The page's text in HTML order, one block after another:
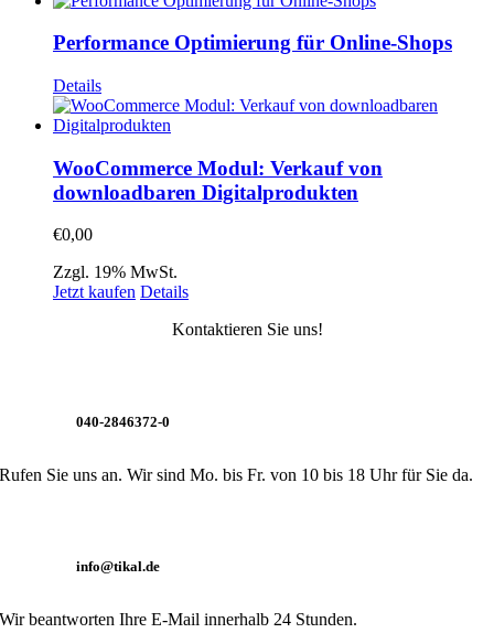
Performance Optimierung für Online-Shops
Details
WooCommerce Modul: Verkauf von
downloadbaren Digitalprodukten
€0,00
Zzgl. 19% MwSt.
Jetzt kaufen Details
Kontaktieren Sie uns!
040-2846372-0
Rufen Sie uns an. Wir sind Mo. bis Fr. von 10 bis 18 Uhr für Sie da.
info@tikal.de
Wir beantworten Ihre E-Mail innerhalb 24 Stunden.